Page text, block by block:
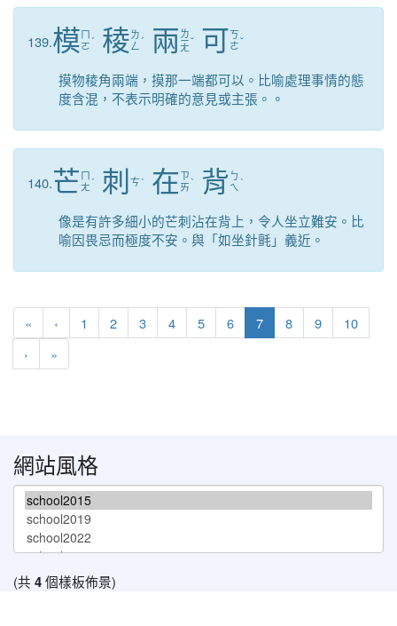
139.模 ㄇ
ㄛ ˊ 稜ㄌ
ㄥ ˊ 兩 ㄌ
ㄧ
ㄤ
ˇ 可ㄎ
ㄜˇ
摸物稜角兩端，摸那一端都可以。比喻處理事情的態
度含混，不表示明確的意見或主張。。
140.芒 ㄇ
ㄤ ˊ 刺 ㄘˋ 在 ㄗ
ㄞˋ 背 ㄅ
ㄟ ˋ
像是有許多細小的芒刺沾在背上，令人坐立難安。比
喻因畏忌而極度不安。與「如坐針氈」義近。
« 第一頁
‹ 上一頁
1 2 3 4 5 6 7(目前頁次)
8 9
10
› 下一頁
»
網站風格
(共 4個樣板佈景)